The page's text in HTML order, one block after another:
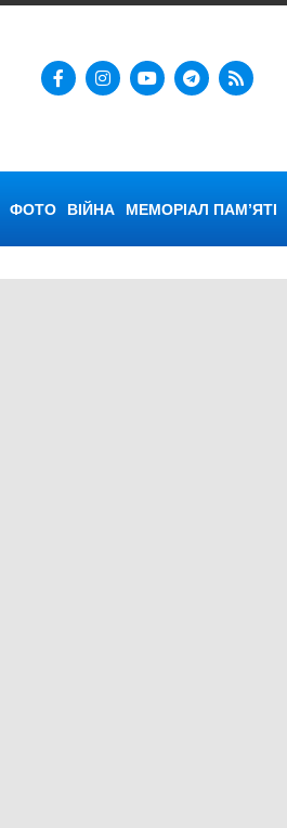
ФОТО ВІЙНА МЕМОРІАЛ ПАМ’ЯТІ